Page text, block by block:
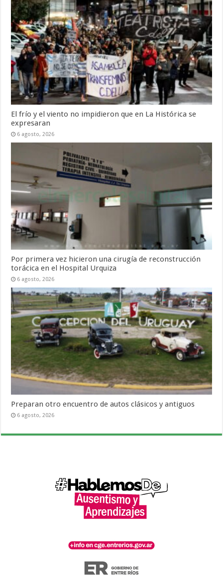
El frío y el viento no impidieron que en La Histórica se
expresaran
6 agosto, 2026
Por primera vez hicieron una cirugía de reconstrucción
torácica en el Hospital Urquiza
6 agosto, 2026
Preparan otro encuentro de autos clásicos y antiguos
6 agosto, 2026